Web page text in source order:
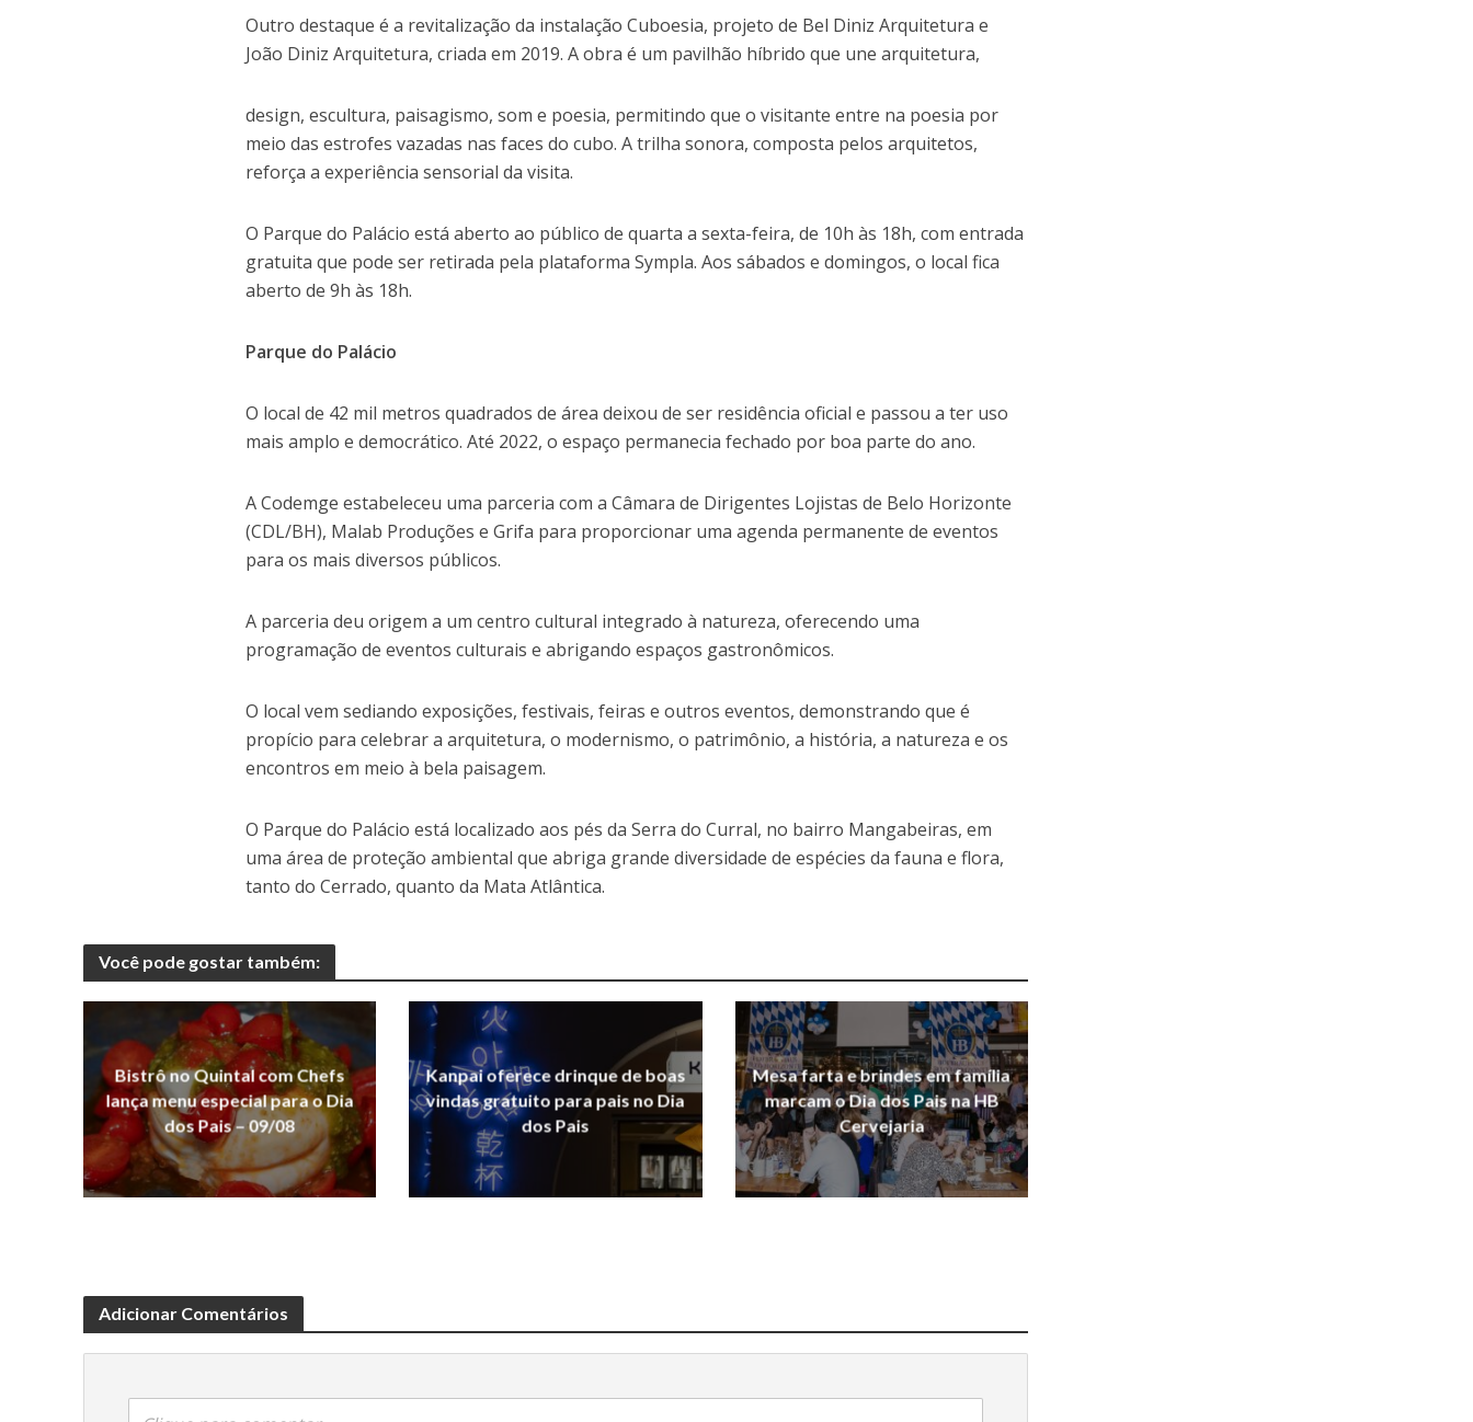
Outro destaque é a revitalização da instalação Cuboesia, projeto de Bel Diniz Arquitetura e
João Diniz Arquitetura, criada em 2019. A obra é um pavilhão híbrido que une arquitetura,
design, escultura, paisagismo, som e poesia, permitindo que o visitante entre na poesia por
meio das estrofes vazadas nas faces do cubo. A trilha sonora, composta pelos arquitetos,
reforça a experiência sensorial da visita.
O Parque do Palácio está aberto ao público de quarta a sexta-feira, de 10h às 18h, com entrada
gratuita que pode ser retirada pela plataforma Sympla. Aos sábados e domingos, o local fica
aberto de 9h às 18h.
Parque do Palácio
O local de 42 mil metros quadrados de área deixou de ser residência oficial e passou a ter uso
mais amplo e democrático. Até 2022, o espaço permanecia fechado por boa parte do ano.
A Codemge estabeleceu uma parceria com a Câmara de Dirigentes Lojistas de Belo Horizonte
(CDL/BH), Malab Produções e Grifa para proporcionar uma agenda permanente de eventos
para os mais diversos públicos.
A parceria deu origem a um centro cultural integrado à natureza, oferecendo uma
programação de eventos culturais e abrigando espaços gastronômicos.
O local vem sediando exposições, festivais, feiras e outros eventos, demonstrando que é
propício para celebrar a arquitetura, o modernismo, o patrimônio, a história, a natureza e os
encontros em meio à bela paisagem.
O Parque do Palácio está localizado aos pés da Serra do Curral, no bairro Mangabeiras, em
uma área de proteção ambiental que abriga grande diversidade de espécies da fauna e flora,
tanto do Cerrado, quanto da Mata Atlântica.
Você pode gostar também:
Bistrô no Quintal com Chefs
lança menu especial para o Dia
dos Pais – 09/08
Kanpai oferece drinque de boas
vindas gratuito para pais no Dia
dos Pais
Mesa farta e brindes em família
marcam o Dia dos Pais na HB
Cervejaria
Adicionar Comentários